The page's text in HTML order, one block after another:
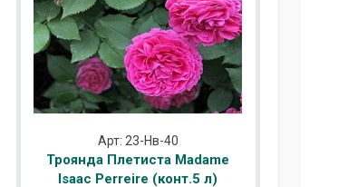
Арт: 23-Нв-40
Троянда Плетиста Madame
Isaac Perreire (конт.5 л)